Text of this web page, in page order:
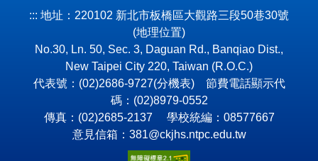
::: 地址：220102 新北市板橋區大觀路三段50巷30號
(地理位置)
No.30, Ln. 50, Sec. 3, Daguan Rd., Banqiao Dist.,
New Taipei City 220, Taiwan (R.O.C.)
代表號：(02)2686-9727(分機表) 節費電話顯示代
碼：(02)8979-0552
傳真：(02)2685-2137 學校統編：08577667
意見信箱：381@ckjhs.ntpc.edu.tw